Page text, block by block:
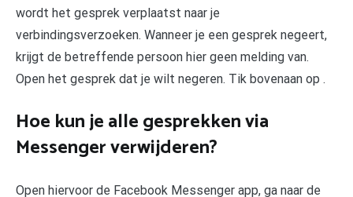
wordt het gesprek verplaatst naar je
verbindingsverzoeken. Wanneer je een gesprek negeert,
krijgt de betreffende persoon hier geen melding van.
Open het gesprek dat je wilt negeren. Tik bovenaan op .
Hoe kun je alle gesprekken via
Messenger verwijderen?
Open hiervoor de Facebook Messenger app, ga naar de